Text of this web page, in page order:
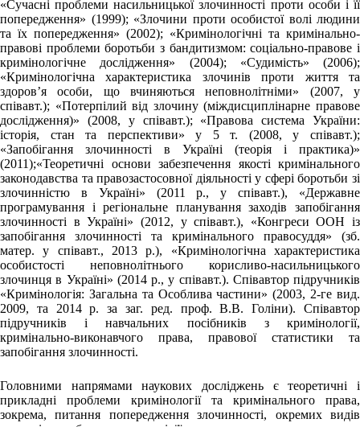
«Сучасні проблеми насильницької злочинності проти особи і її
попередження» (1999); «Злочини проти особистої волі людини
та їх попередження» (2002); «Кримінологічні та кримінально-
правові проблеми боротьби з бандитизмом: соціально-правове і
кримінологічне дослідження» (2004); «Судимість» (2006);
«Кримінологічна характеристика злочинів проти життя та
здоров’я особи, що вчиняються неповнолітніми» (2007, у
співавт.); «Потерпілий від злочину (міждисциплінарне правове
дослідження)» (2008, у співавт.); «Правова система України:
історія, стан та перспективи» у 5 т. (2008, у співавт.);
«Запобігання злочинності в Україні (теорія і практика)»
(2011);«Теоретичні основи забезпечення якості кримінального
законодавства та правозастосовної діяльності у сфері боротьби зі
злочинністю в Україні» (2011 р., у співавт.), «Державне
програмування і регіональне планування заходів запобігання
злочинності в Україні» (2012, у співавт.), «Конгреси ООН із
запобігання злочинності та кримінального правосуддя» (зб.
матер. у співавт., 2013 р.), «Кримінологічна характеристика
особистості неповнолітнього корисливо-насильницького
злочинця в Україні» (2014 р., у співавт.). Співавтор підручників
«Кримінологія: Загальна та Особлива частини» (2003, 2-ге вид.
2009, та 2014 р. за заг. ред. проф. В.В. Голіни). Співавтор
підручників і навчальних посібників з кримінології,
кримінально-виконавчого права, правової статистики та
запобігання злочинності.
Головними напрямами наукових досліджень є теоретичні і
прикладні проблеми кримінології та кримінального права,
зокрема, питання попередження злочинності, окремих видів